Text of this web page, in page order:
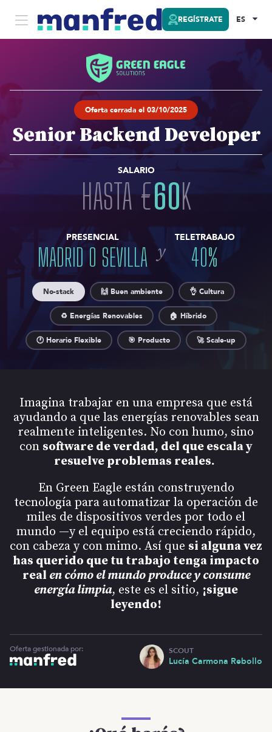
REGÍSTRATE ES
Oferta cerrada el 03/10/2025
Senior Backend Developer
SALARIO
HASTA€60K
PRESENCIAL
MADRID O SEVILLA y
TELETRABAJO
40%
No-stack 🙌 Buen ambiente 👌 Cultura
♻️ Energías Renovables 🏠 Híbrido
🕐 Horario Flexible 🎯 Producto 🚀 Scale-up
Imagina trabajar en una empresa que está
ayudando a que las energías renovables sean
realmente inteligentes. No con humo, sino
con software de verdad, del que escala y
resuelve problemas reales.
En Green Eagle están construyendo
tecnología para automatizar la operación de
miles de dispositivos verdes por todo el
mundo —y el equipo está creciendo rápido,
con cabeza y con mimo. Así que si alguna vez
has querido que tu trabajo tenga impacto
real en cómo el mundo produce y consume
energía limpia, este es el sitio, ¡sigue
leyendo!
Oferta gestionada por: SCOUT
Lucía Carmona Rebollo